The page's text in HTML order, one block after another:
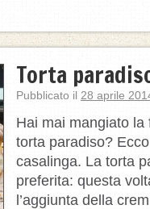
Torta
Pubblicato il 28 aprile
Hai mai mangiato la
torta paradiso?
casalinga. La torta
preferita: questa
l’aggiunta della